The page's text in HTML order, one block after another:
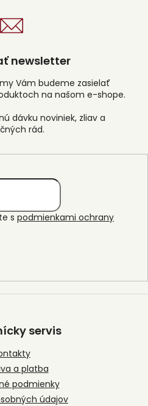
newsletter
Vám budeme zasielať
na našom e-shope.
s podmienkami ochrany
servis
a platba
podmienky
údajov